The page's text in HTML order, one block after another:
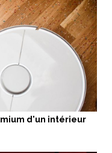
d'un intérieur